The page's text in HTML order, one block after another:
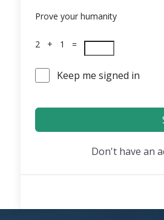
Prove your humanity
2 + 1 =
Keep me signed in
Don't have an